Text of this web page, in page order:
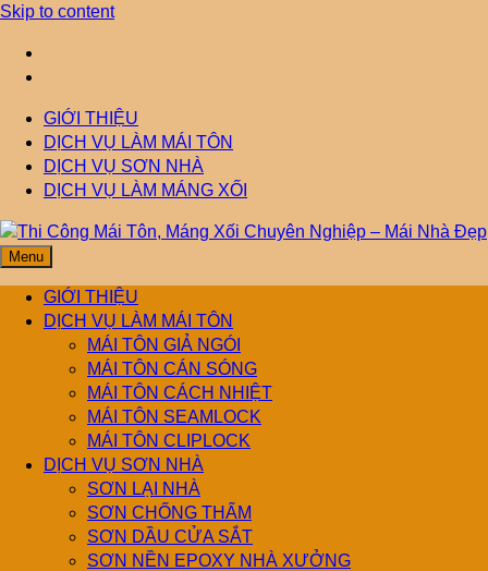
Skip to content
GIỚI THIỆU
DỊCH VỤ LÀM MÁI TÔN
DỊCH VỤ SƠN NHÀ
DỊCH VỤ LÀM MÁNG XỐI
Thi Công Mái Tôn,
Máng Xối Chuyên
Nghiệp – Mái Nhà
Đẹp
Mái Nhà Đẹp chuyên làm mái tôn, máng xối chống thấm, thoát
nước hiệu quả. Đội ngũ lành nghề – bảo hành dài hạn – tư vấn
miễn phí.
Menu
GIỚI THIỆU
DỊCH VỤ LÀM MÁI TÔN
MÁI TÔN GIẢ NGÓI
MÁI TÔN CÁN SÓNG
MÁI TÔN CÁCH NHIỆT
MÁI TÔN SEAMLOCK
MÁI TÔN CLIPLOCK
DỊCH VỤ SƠN NHÀ
SƠN LẠI NHÀ
SƠN CHỐNG THẤM
SƠN DẦU CỬA SẮT
SƠN NỀN EPOXY NHÀ XƯỞNG